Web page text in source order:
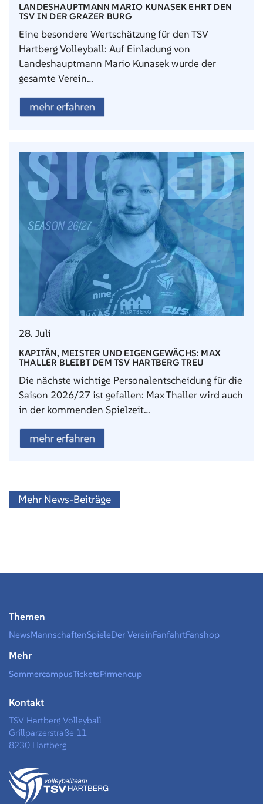
LANDESHAUPTMANN MARIO KUNASEK EHRT DEN
TSV IN DER GRAZER BURG
Eine besondere Wertschätzung für den TSV
Hartberg Volleyball: Auf Einladung von
Landeshauptmann Mario Kunasek wurde der
gesamte Verein…
mehr erfahren
28. Juli
KAPITÄN, MEISTER UND EIGENGEWÄCHS: MAX
THALLER BLEIBT DEM TSV HARTBERG TREU
Die nächste wichtige Personalentscheidung für die
Saison 2026/27 ist gefallen: Max Thaller wird auch
in der kommenden Spielzeit…
mehr erfahren
Mehr News-Beiträge
Themen
NewsMannschaftenSpieleDer VereinFanfahrtFanshop
Mehr
SommercampusTicketsFirmencup
Kontakt
TSV Hartberg Volleyball
Grillparzerstraße 11
8230 Hartberg